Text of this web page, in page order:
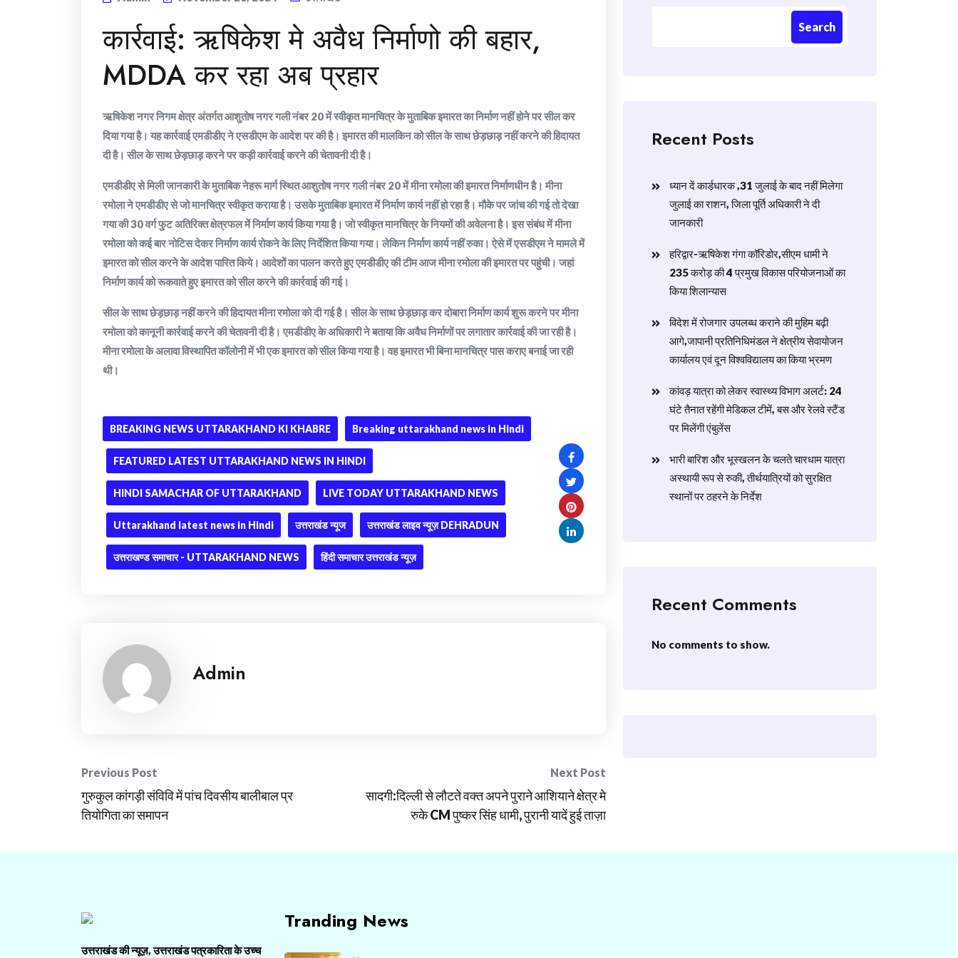
कार्रवाई: ऋषिकेश मे अवैध निर्माणो की बहार,
MDDA कर रहा अब प्रहार
ऋषिकेश नगर निगम क्षेत्र अंतर्गत आशुतोष नगर गली नंबर 20 में स्वीकृत मानचित्र के मुताबिक इमारत का निर्माण नहीं होने पर सील कर
दिया गया है। यह कार्रवाई एमडीडीए ने एसडीएम के आदेश पर की है। इमारत की मालकिन को सील के साथ छेड़छाड़ नहीं करने की हिदायत
दी है। सील के साथ छेड़छाड़ करने पर कड़ी कार्रवाई करने की चेतावनी दी है।
एमडीडीए से मिली जानकारी के मुताबिक नेहरू मार्ग स्थित आशुतोष नगर गली नंबर 20 में मीना रमोला की इमारत निर्माणधीन है। मीना
रमोला ने एमडीडीए से जो मानचित्र स्वीकृत कराया है। उसके मुताबिक इमारत में निर्माण कार्य नहीं हो रहा है। मौके पर जांच की गई तो देखा
गया की 30 वर्ग फुट अतिरिक्त क्षेत्रफल में निर्माण कार्य किया गया है। जो स्वीकृत मानचित्र के नियमों की अवेलना है। इस संबंध में मीना
रमोला को कई बार नोटिस देकर निर्माण कार्य रोकने के लिए निर्देशित किया गया। लेकिन निर्माण कार्य नहीं रुका। ऐसे में एसडीएम ने मामले में
इमारत को सील करने के आदेश पारित किये। आदेशों का पालन करते हुए एमडीडीए की टीम आज मीना रमोला की इमारत पर पहुंची। जहां
निर्माण कार्य को रूकवाते हुए इमारत को सील करने की कार्रवाई की गई।
सील के साथ छेड़छाड़ नहीं करने की हिदायत मीना रमोला को दी गई है। सील के साथ छेड़छाड़ कर दोबारा निर्माण कार्य शुरू करने पर मीना
रमोला को कानूनी कार्रवाई करने की चेतावनी दी है। एमडीडीए के अधिकारी ने बताया कि अवैध निर्माणों पर लगातार कार्रवाई की जा रही है।
मीना रमोला के अलावा विस्थापित कॉलोनी में भी एक इमारत को सील किया गया है। वह इमारत भी बिना मानचित्र पास कराए बनाई जा रही
थी।
BREAKING NEWS UTTARAKHAND KI KHABRE Breaking uttarakhand news in Hindi
FEATURED LATEST UTTARAKHAND NEWS IN HINDI
HINDI SAMACHAR OF UTTARAKHAND LIVE TODAY UTTARAKHAND NEWS
Uttarakhand latest news in Hindi उत्तराखंड न्यूज उत्तराखंड लाइव न्यूज़ DEHRADUN
उत्तराखण्ड समाचार - UTTARAKHAND NEWS हिंदी समाचार उत्तराखंड न्यूज़
Admin
Post
navigation
Previous Post
गुरुकुल कांगड़ी संविवि में पांच दिवसीय बालीबाल प्र
तियोगिता का समापन
Next Post
सादगी:दिल्ली से लौटते वक्त अपने पुराने आशियाने क्षेत्र मे
रुके CM पुष्कर सिंह धामी, पुरानी यादें हुई ताज़ा
Search
Recent Posts
ध्यान दें कार्डधारक ,31 जुलाई के बाद नहीं मिलेगा
जुलाई का राशन, जिला पूर्ति अधिकारी ने दी
जानकारी
हरिद्वार-ऋषिकेश गंगा कॉरिडोर,सीएम धामी ने
235 करोड़ की 4 प्रमुख विकास परियोजनाओं का
किया शिलान्यास
विदेश में रोजगार उपलब्ध कराने की मुहिम बढ़ी
आगे,जापानी प्रतिनिधिमंडल ने क्षेत्रीय सेवायोजन
कार्यालय एवं दून विश्वविद्यालय का किया भ्रमण
​कांवड़ यात्रा को लेकर स्वास्थ्य विभाग अलर्ट: 24
घंटे तैनात रहेंगी मेडिकल टीमें, बस और रेलवे स्टैंड
पर मिलेंगी एंबुलेंस
​भारी बारिश और भूस्खलन के चलते चारधाम यात्रा
अस्थायी रूप से रुकी, तीर्थयात्रियों को सुरक्षित
स्थानों पर ठहरने के निर्देश
Recent Comments
No comments to show.
उत्तराखंड की न्यूज़, उत्तराखंड पत्रकारिता के उच्च
Tranding News